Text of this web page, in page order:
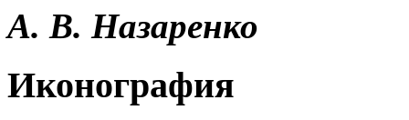
А. В. Назаренко
Иконография